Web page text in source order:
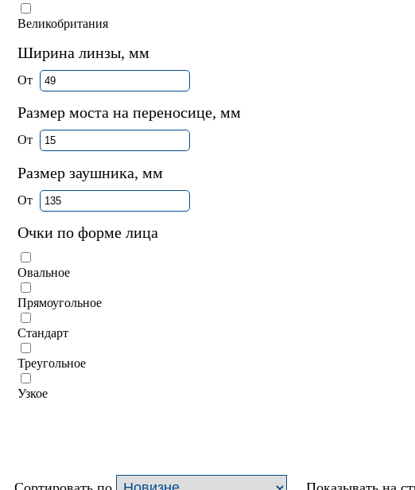
Великобритания
Ширина линзы, мм
От
Размер моста на переносице, мм
От
Размер заушника, мм
От
Очки по форме лица
Овальное
Прямоугольное
Стандарт
Треугольное
Узкое